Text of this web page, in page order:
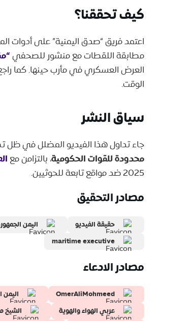
كيف تحققنا؟
اعتمد فريق “صدق اليمنية” على أدوات
مطابقة اللقطات مع منشور للصحفي
العرض العسكري في مأرب حينها. كما
الوقت.
سياق النشر
جاء تداول هذا الفيديو المضلل في ظل
محدودة للقوات الحكومية، بالتزامن مع
2025 ضد مواقع تابعة للحوثيين.
مصادر التحقيق
حقيقة الفيديو اليمن
maritime executive
مصادر الادعاء
OmerAliMohmeed اليمن
عربي الهواء والهوية
الشيخ